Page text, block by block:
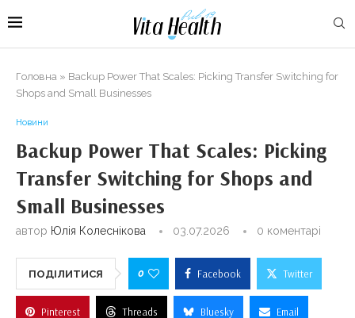
Головна » Backup Power That Scales: Picking Transfer Switching for
Shops and Small Businesses
Новини
Backup Power That Scales: Picking
Transfer Switching for Shops and
Small Businesses
автор Юлія Колеснікова 03.07.2026 0 коментарі
ПОДІЛИТИСЯ 0 Facebook Twitter
Pinterest Threads Bluesky Email